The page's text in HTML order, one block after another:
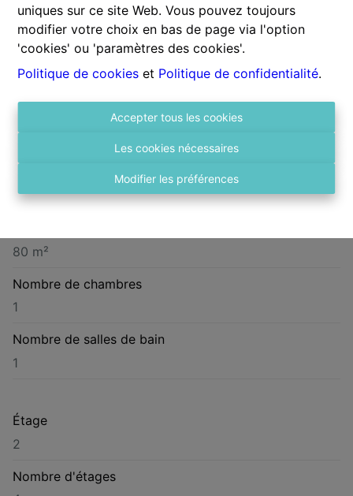
uniques sur ce site Web. Vous pouvez toujours
modifier votre choix en bas de page via l'option
'cookies' ou 'paramètres des cookies'.
Politique de cookies et Politique de confidentialité.
Accepter tous les cookies
Les cookies nécessaires
Modifier les préférences
Général
Kroonstraat 47 b202, 2140 Borgerhout
Année de construction
1913
80 m²
Nombre de chambres
1
Nombre de salles de bain
1
Étage
2
Nombre d'étages